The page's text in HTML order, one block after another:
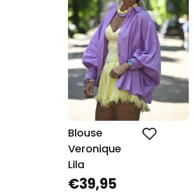
Blouse
Veronique
Lila
€39,95